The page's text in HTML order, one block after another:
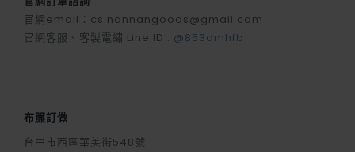
官網email：cs.nannangoods@gmail.com
官網客服、客製電繡 Line ID : @853dmhfb
布簾訂做
台中市西區華美街548號